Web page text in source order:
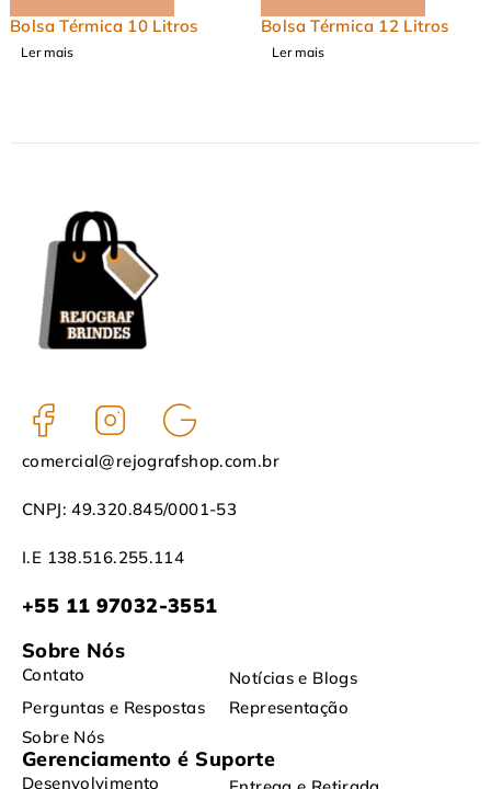
Bolsa Térmica 12 Litros
Ler mais
Bolsa Térmica 11
Ler mais
comercial@rejografshop.com.br
CNPJ: 49.320.845/0001-53
I.E 138.516.255.114
+55 11 97032-3551
Sobre Nós
Contato
Notícias e Blogs
Perguntas e Respostas
Representação
Sobre Nós
Gerenciamento é Suporte
Desenvolvimento